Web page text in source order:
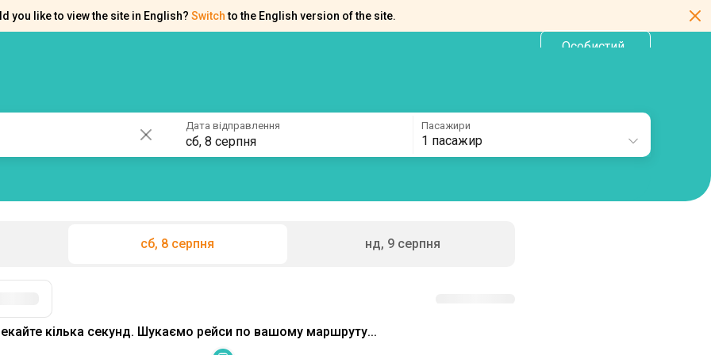
you like to view the site in English? Switch to the English version of the site.
Особистий
сб, 8 серпня нд, 9 серпня
кілька секунд. Шукаємо рейси по вашому маршруту...